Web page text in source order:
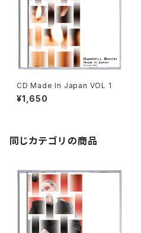
CD Made In Japan VOL 1
¥1,650
同じカテゴリの商品